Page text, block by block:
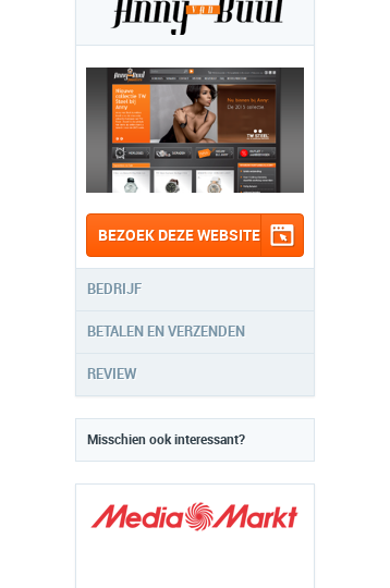
BEZOEK DEZE WEBSITE
BEDRIJF
BETALEN EN VERZENDEN
REVIEW
Misschien ook interessant?